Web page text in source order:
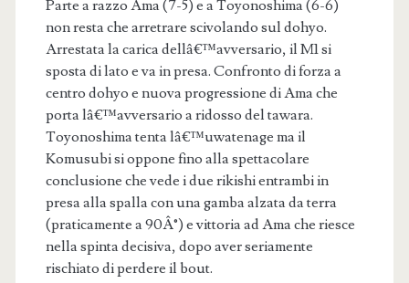
Parte a razzo Ama (7-5) e a Toyonoshima (6-6)
non resta che arretrare scivolando sul dohyo.
Arrestata la carica dellâ€™avversario, il M1 si
sposta di lato e va in presa. Confronto di forza a
centro dohyo e nuova progressione di Ama che
porta lâ€™avversario a ridosso del tawara.
Toyonoshima tenta lâ€™uwatenage ma il
Komusubi si oppone fino alla spettacolare
conclusione che vede i due rikishi entrambi in
presa alla spalla con una gamba alzata da terra
(praticamente a 90Â°) e vittoria ad Ama che riesce
nella spinta decisiva, dopo aver seriamente
rischiato di perdere il bout.